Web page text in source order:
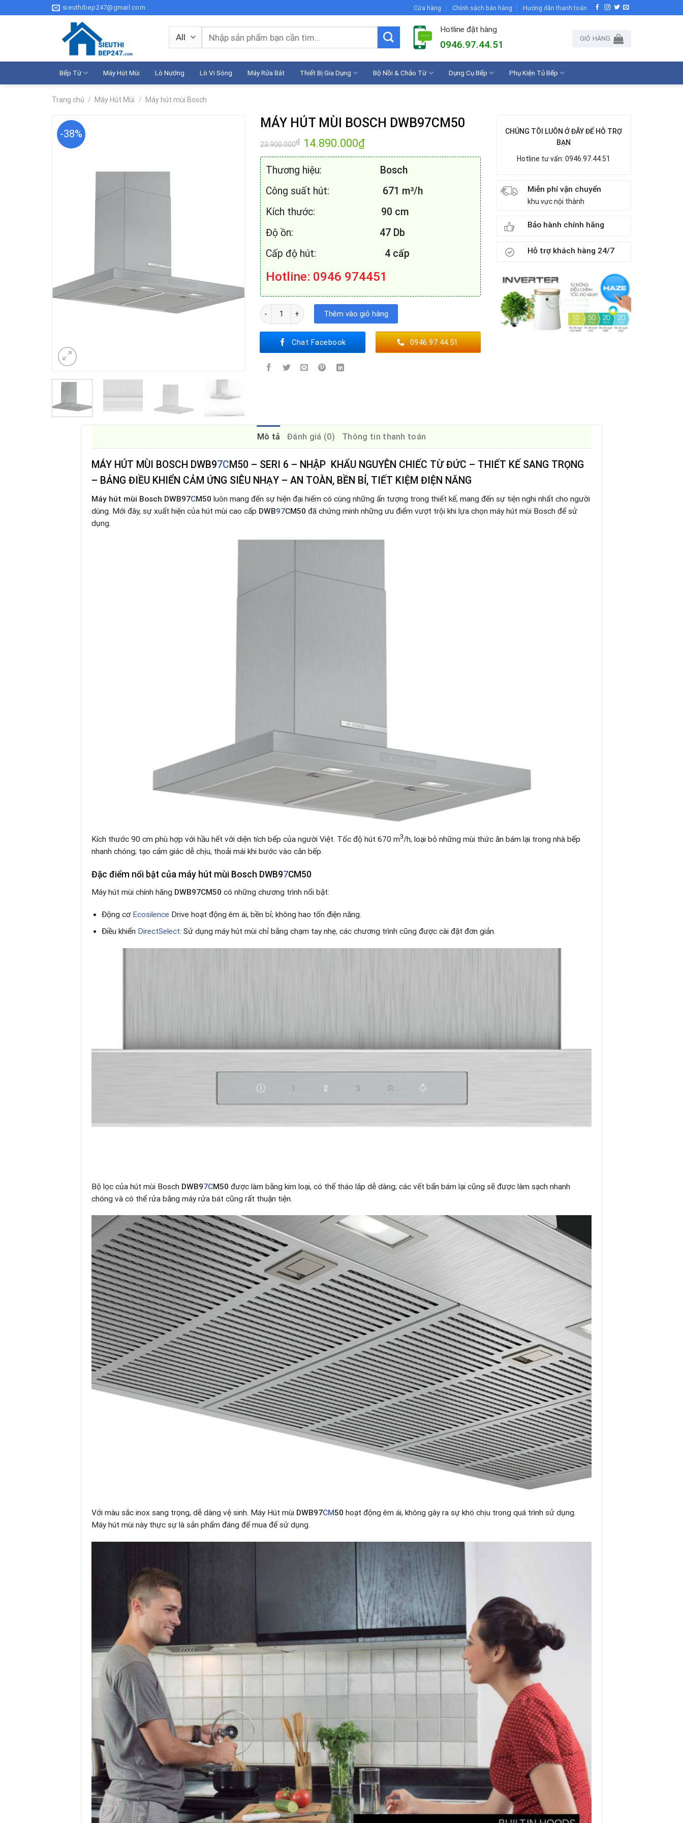
to
sieuthibep247@gmail.com Cửa hàng Chính sách bán hàng Hướng dẫn thanh toán
Tìm
kiếm:
Hotline đặt hàng
0946.97.44.51
GIỎ HÀNG
Bếp Từ Máy Hút Mùi Lò Nướng Lò Vi Sóng Máy Rửa Bát Thiết Bị Gia Dụng Bộ Nồi & Chảo Từ Dụng Cụ Bếp Phụ Kiện Tủ Bếp
Trang chủ / Máy Hút Mùi / Máy hút mùi Bosch
-38%
MÁY HÚT MÙI BOSCH DWB97CM50
23.900.000₫ Giá
gốc
là:
14.890.000₫Giá
hiện
tại
14.890.000₫.
Thương hiệu: Bosch
Công suất hút: 671 m³/h
Kích thước: 90 cm
Độ ồn: 47 Db
Cấp độ hút: 4 cấp
Hotline: 0946 974451
MÁY HÚT MÙI BOSCH DWB97CM50 số lượng
Thêm vào giỏ hàng
Chat Facebook 0946.97.44.51
CHÚNG TÔI LUÔN Ở ĐÂY ĐỂ HỖ TRỢ
BẠN
Hotline tư vấn: 0946.97.44.51
Miễn phí vận chuyển
khu vực nội thành
Bảo hành chính hãng
Hỗ trợ khách hàng 24/7
Mô tả Đánh giá (0) Thông tin thanh toán
MÁY HÚT MÙI BOSCH DWB97CM50 – SERI 6 – NHẬP KHẨU NGUYÊN CHIẾC TỪ ĐỨC – THIẾT KẾ SANG TRỌNG
– BẢNG ĐIỀU KHIỂN CẢM ỨNG SIÊU NHẠY – AN TOÀN, BỀN BỈ, TIẾT KIỆM ĐIỆN NĂNG
Máy hút mùi Bosch DWB97CM50 luôn mang đến sự hiện đại hiếm có cùng những ấn tượng trong thiết kế, mang đến sự tiện nghi nhất cho người
dùng. Mới đây, sự xuất hiện của hút mùi cao cấp DWB97CM50 đã chứng minh những ưu điểm vượt trội khi lựa chọn máy hút mùi Bosch để sử
dụng.
Kích thước 90 cm phù hợp với hầu hết với diện tích bếp của người Việt. Tốc độ hút 670 m3/h, loại bỏ những mùi thức ăn bám lại trong nhà bếp
nhanh chóng; tạo cảm giác dễ chịu, thoải mái khi bước vào căn bếp.
Đặc điểm nổi bật của máy hút mùi Bosch DWB97CM50
Máy hút mùi chính hãng DWB97CM50 có những chương trình nổi bật:
Động cơ Ecosilence Drive hoạt động êm ái, bền bỉ; không hao tốn điện năng.
Điều khiển DirectSelect: Sử dụng máy hút mùi chỉ bằng chạm tay nhẹ, các chương trình cũng được cài đặt đơn giản.
Bộ lọc của hút mùi Bosch DWB97CM50 được làm bằng kim loại, có thể tháo lắp dễ dàng; các vết bẩn bám lại cũng sẽ được làm sạch nhanh
chóng và có thể rửa bằng máy rửa bát cũng rất thuận tiện.
Với màu sắc inox sang trọng, dễ dàng vệ sinh. Máy Hút mùi DWB97CM50 hoạt động êm ái, không gây ra sự khó chịu trong quá trình sử dụng.
Máy hút mùi này thực sự là sản phẩm đáng để mua để sử dụng.